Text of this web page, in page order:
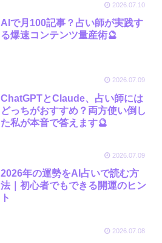
2026.07.10
AIで月100記事？占い師が実践す
る爆速コンテンツ量産術🔮
2026.07.09
ChatGPTとClaude、占い師には
どっちがおすすめ？両方使い倒し
た私が本音で答えます🔮
2026.07.09
2026年の運勢をAI占いで読む方
法｜初心者でもできる開運のヒン
ト
2026.07.08